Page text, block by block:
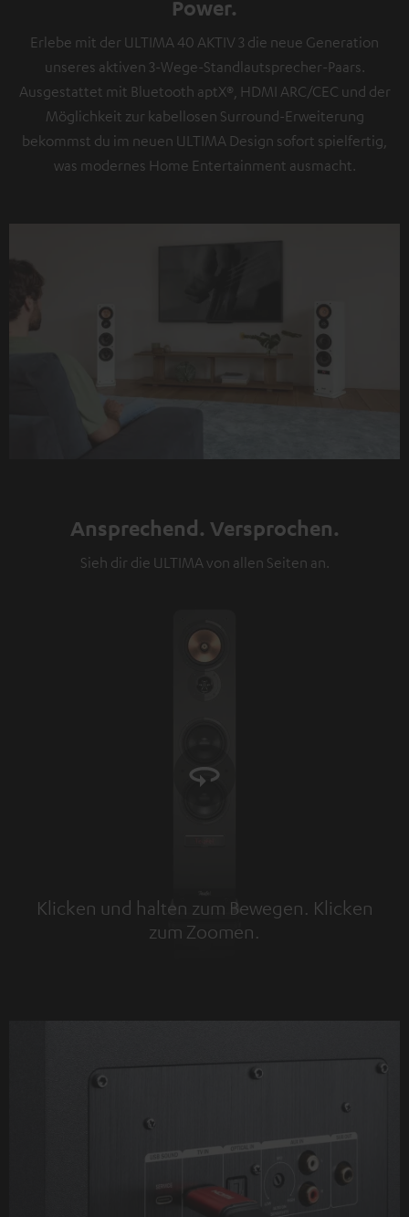
Power.
Erlebe mit der ULTIMA 40 AKTIV 3 die neue Generation
unseres aktiven 3-Wege-Standlautsprecher-Paars.
Ausgestattet mit Bluetooth aptX®, HDMI ARC/CEC und der
Möglichkeit zur kabellosen Surround-Erweiterung
bekommst du im neuen ULTIMA Design sofort spielfertig,
was modernes Home Entertainment ausmacht.
Ansprechend. Versprochen.
Sieh dir die ULTIMA von allen Seiten an.
Klicken und halten zum Bewegen. Klicken
zum Zoomen.
Tap to zoom